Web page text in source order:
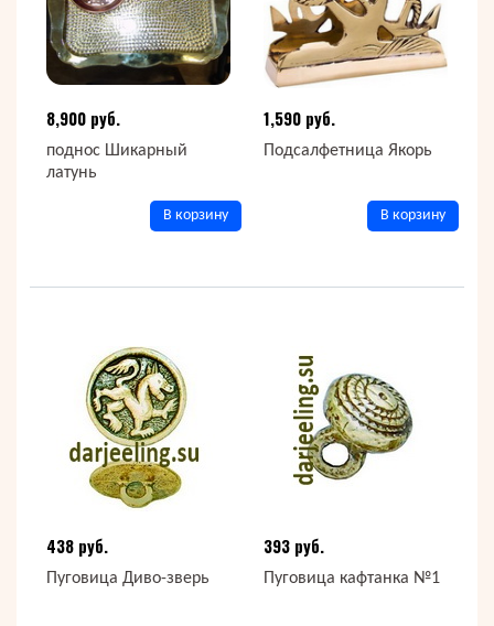
8,900 руб.
поднос Шикарный
латунь
В корзину
1,590 руб.
Подсалфетница Якорь
В корзину
438 руб.
Пуговица Диво-зверь
393 руб.
Пуговица кафтанка №1